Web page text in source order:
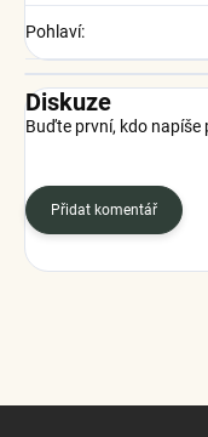
Pohlaví:
Diskuze
Buďte první, kdo napíše
Přidat komentář